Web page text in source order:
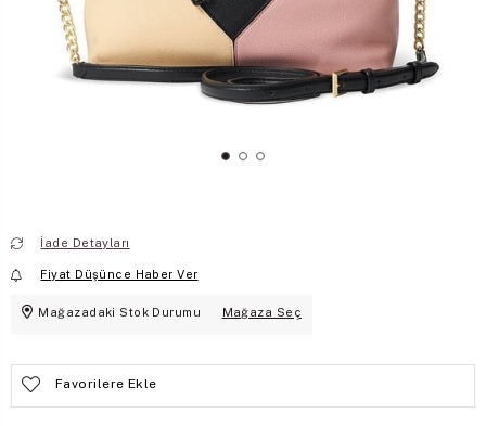
İade Detayları
Fiyat Düşünce Haber Ver
Mağazadaki Stok Durumu Mağaza Seç
Favorilere Ekle